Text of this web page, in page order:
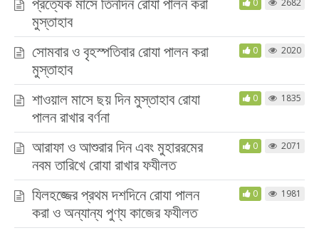
মুস্তাহাব
সোমবার ও বৃহস্পতিবার রোযা পালন করা
মুস্তাহাব
0 2020
শাওয়াল মাসে ছয় দিন মুস্তাহাব রোযা
পালন রাখার বর্ণনা
0 1835
আরাফা ও আশুরার দিন এবং মুহাররমের
নবম তারিখে রোযা রাখার ফযীলত
0 2071
যিলহজ্জের প্রথম দশদিনে রোযা পালন
করা ও অন্যান্য পুণ্য কাজের ফযীলত
0 1981